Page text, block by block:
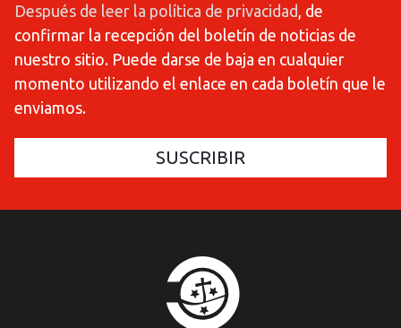
Después de leer la política de privacidad , de
confirmar la recepción del boletín de noticias de
nuestro sitio. Puede darse de baja en cualquier
momento utilizando el enlace en cada boletín que le
enviamos.